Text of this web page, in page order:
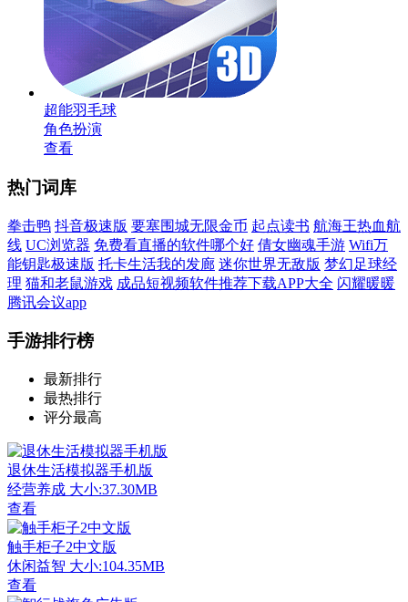
超能羽毛球
角色扮演
查看
热门词库
拳击鸭 抖音极速版 要塞围城无限金币 起点读书 航海王热血航
线 UC浏览器 免费看直播的软件哪个好 倩女幽魂手游 Wifi万
能钥匙极速版 托卡生活我的发廊 迷你世界无敌版 梦幻足球经
理 猫和老鼠游戏 成品短视频软件推荐下载APP大全 闪耀暖暖
腾讯会议app
手游排行榜
最新排行
最热排行
评分最高
退休生活模拟器手机版
经营养成 大小:37.30MB
查看
触手柜子2中文版
休闲益智 大小:104.35MB
查看